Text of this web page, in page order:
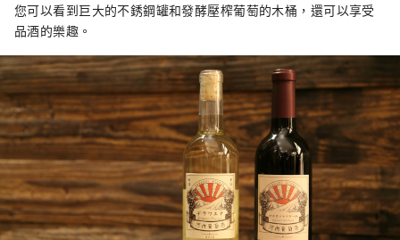
您可以看到巨大的不銹鋼罐和發酵壓榨葡萄的木桶，還可以享受
品酒的樂趣。